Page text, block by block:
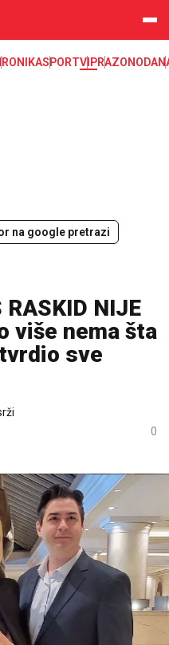
SPORTVIPRAZONODA
na google pretrazi
RASKID NIJE
više nema šta
sve
0